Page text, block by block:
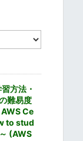
方法・
難易度
Ce
to stud
(AWS